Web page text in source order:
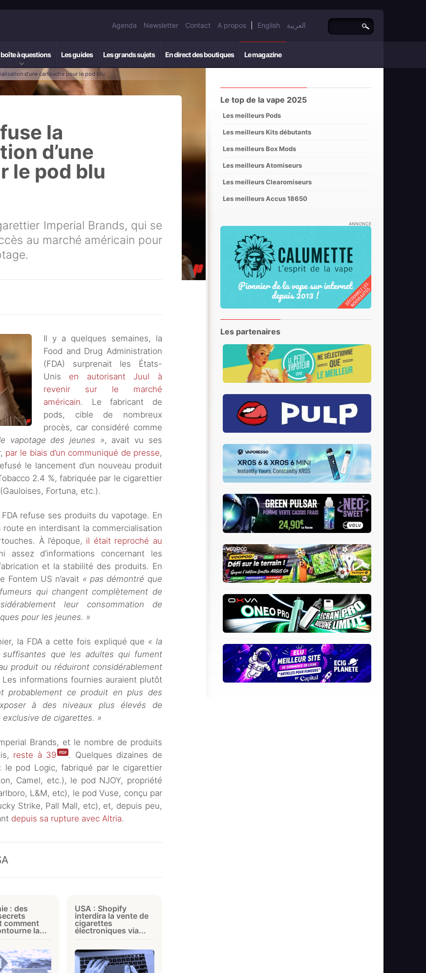
Agenda Newsletter Contact A propos English العربية
boîte à questions Les guides Les grands sujets En direct des boutiques Le magazine
d’une cartouche pour le pod blu
la
d’une
le pod blu
Imperial Brands, qui se
au marché américain pour
Il y a quelques semaines, la
Food and Drug Administration
(FDA) surprenait les États-
Unis en autorisant Juul à
revenir sur le marché
américain. Le fabricant de
pods, cible de nombreux
procès, car considéré comme
vapotage des jeunes », avait vu ses
par le biais d’un communiqué de presse,
le lancement d’un nouveau produit
2.4 %, fabriquée par le cigarettier
Fortuna, etc.).
refuse ses produits du vapotage. En
route en interdisant la commercialisation
À l’époque, il était reproché au
d’informations concernant les
et la stabilité des produits. En
Fontem US n’avait « pas démontré que
qui changent complètement de
leur consommation de
pour les jeunes. »
la FDA a cette fois expliqué que « la
que les adultes qui fument
produit ou réduiront considérablement
Les informations fournies auraient plutôt
probablement ce produit en plus des
à des niveaux plus élevés de
de cigarettes. »
Brands, et le nombre de produits
reste à 39
. Quelques dizaines de
pod Logic, fabriqué par le cigarettier
Camel, etc.), le pod NJOY, propriété
L&M, etc), le pod Vuse, conçu par
Strike, Pall Mall, etc), et, depuis peu,
depuis sa rupture avec Altria.
: des
comment
la...
USA : Shopify
interdira la vente de
cigarettes
électroniques via...
Le top de la vape 2025
Les meilleurs Pods
Les meilleurs Kits débutants
Les meilleurs Box Mods
Les meilleurs Atomiseurs
Les meilleurs Clearomiseurs
Les meilleurs Accus 18650
ANNONCE
Les partenaires